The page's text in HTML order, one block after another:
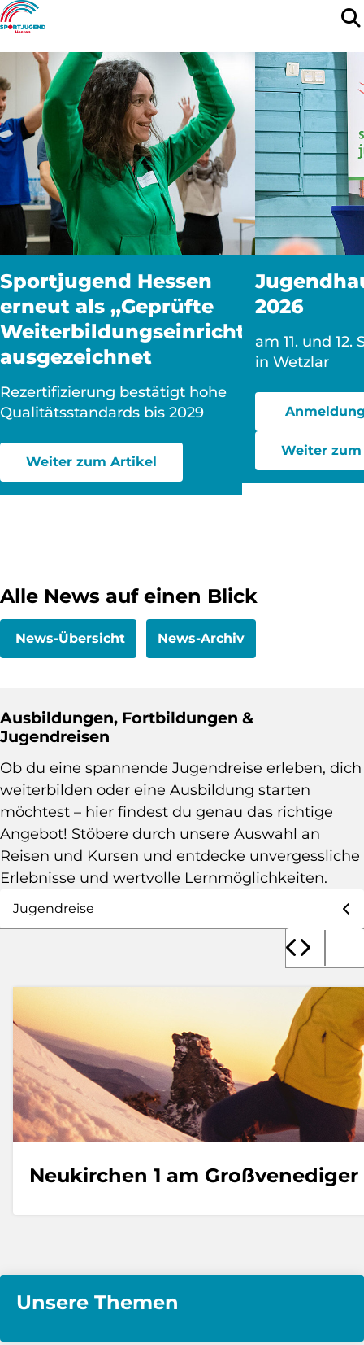
Sportjugend Hessen
erneut als „Geprüfte
Weiterbildungseinrichtung“
ausgezeichnet
Rezertifizierung bestätigt hohe
Qualitätsstandards bis 2029
Weiter zum Artikel
2026
am 11. und
in Wetzlar
Weiter
Alle News auf einen Blick
News-Übersicht News-Archiv
Ausbildungen, Fortbildungen &
Jugendreisen
Ob du eine spannende Jugendreise erleben, dich
weiterbilden oder eine Ausbildung starten
möchtest – hier findest du genau das richtige
Angebot! Stöbere durch unsere Auswahl an
Reisen und Kursen und entdecke unvergessliche
Erlebnisse und wertvolle Lernmöglichkeiten.
Auswahl Angebote
Neukirchen 1 am Großvenediger
Unsere Themen